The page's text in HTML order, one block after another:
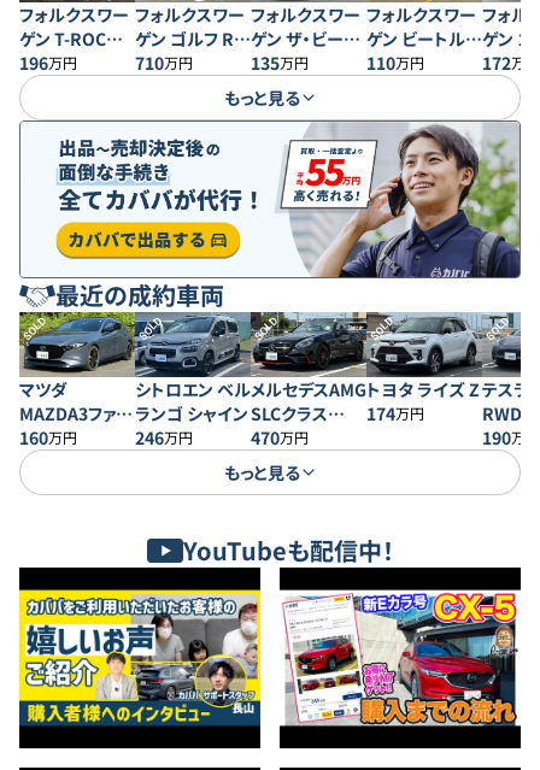
フォルクスワー
ゲン T-ROC
TSIスタイル デ
ザインパッケー
ジ
196万円
フォルクスワー
ゲン ゴルフ R
ブラックエディ
710万円
フォルクスワー
ゲン ザ・ビート
ルカブリオレ ベ
ースグレード
135万円
フォルクスワー
ゲン ビートル
1303S
110万円
フォル
ゲン ゴ
パフォ
172万円
もっと見る
最近の成約車両
SOLD
マツダ
MAZDA3ファス
トバック 20S プ
ロアクティブ
160万円
SOLD
シトロエン ベル
ランゴ シャイン
246万円
SOLD
メルセデスAMG
SLCクラス
SLC43 レッドア
ートエディショ
ン
470万円
SOLD
トヨタ ライズ Z
174万円
SOLD
テスラ
RWD
190万円
もっと見る
YouTubeも配信中！